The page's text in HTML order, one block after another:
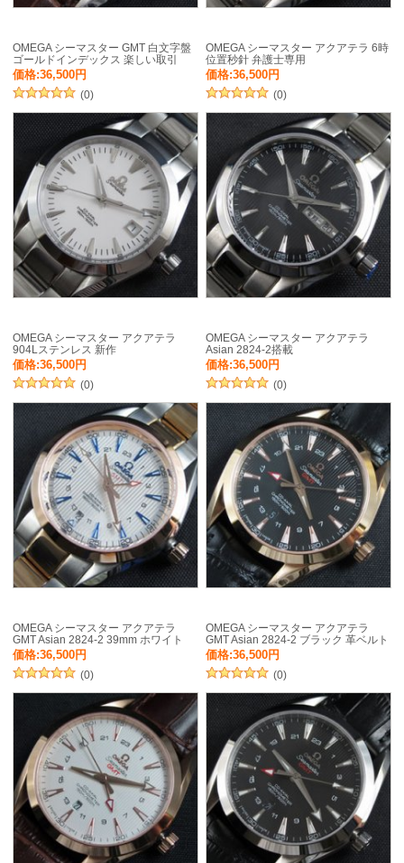
OMEGA シーマスター GMT 白文字盤
ゴールドインデックス 楽しい取引
価格:36,500円
(0)
OMEGA シーマスター アクアテラ 6時
位置秒針 弁護士専用
価格:36,500円
(0)
OMEGA シーマスター アクアテラ
904Lステンレス 新作
価格:36,500円
(0)
OMEGA シーマスター アクアテラ
Asian 2824-2搭載
価格:36,500円
(0)
OMEGA シーマスター アクアテラ
GMT Asian 2824-2 39mm ホワイト
価格:36,500円
(0)
OMEGA シーマスター アクアテラ
GMT Asian 2824-2 ブラック 革ベルト
価格:36,500円
(0)